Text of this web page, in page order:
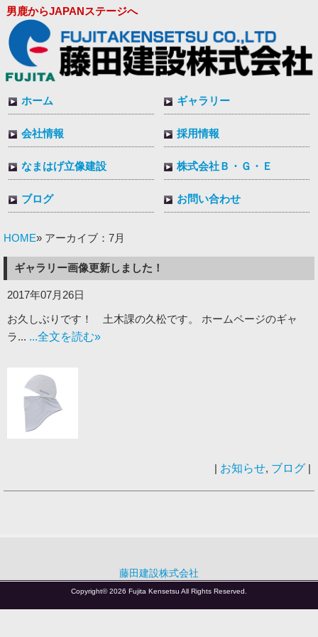
男鹿からJAPANステージへ
ホーム ギャラリー
会社情報 採用情報
なまはげ立像建設 株式会社Ｂ・Ｇ・Ｅ
ブログ お問い合わせ
HOME» アーカイブ：7月
ギャラリー画像更新しました！
2017年07月26日
お久しぶりです！ 土木課の久松です。 ホームページのギャ
ラ... ...全文を読む»
| お知らせ, ブログ |
藤田建設株式会社
Copyright© 2026 Fujita Kensetsu All Rights Reserved.